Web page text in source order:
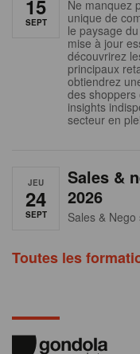
15
SEPT
Ne manquez
unique de
le paysage
mise à jour
découvrirez
principaux
obtiendrez
des
insights
secteur en
JEU
24
SEPT
Sales &
2026
Sales &
Toutes les